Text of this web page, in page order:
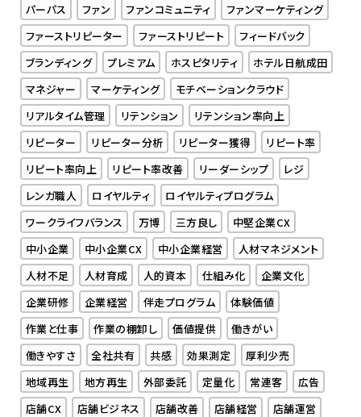
パーパス
ファン ファンコミュニティ
ファンマーケティング
ファーストリピーター
ファーストリピート
フィードバック
ブランディング
プレミアム ホスピタリティ
ホテル日航成田
マネジャー
マーケティング
モチベーションクラウド
リアルタイム管理
リテンション
リテンション率向上
リピーター
リピーター分析 リピーター獲得
リピート率
リピート率向上
リピート率改善 リーダーシップ
レジ
レンガ職人
ロイヤルティ
ロイヤルティプログラム
ワークライフバランス
万博 三方良し
中堅企業CX
中小企業
中小企業CX 中小企業経営
人材マネジメント
人材不足
人材育成 人的資本 仕組み化
企業文化
企業研修
企業経営 伴走プログラム
体験価値
作業と仕事
作業の棚卸し 価値提供
働きがい
働きやすさ
全社共有 共感 効果測定
厚利少売
地域再生
地方再生 外部委託 定量化 常連客
広告
店舗CX
店舗ビジネス 店舗改善 店舗経営
店舗運営